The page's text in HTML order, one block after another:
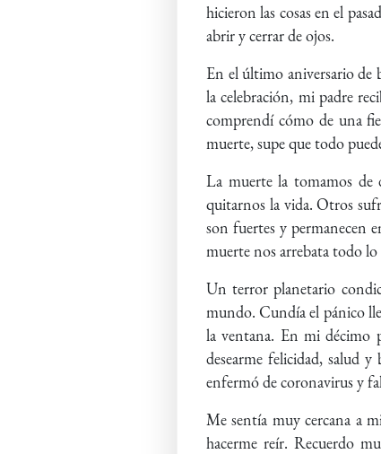
hicieron las cosas en el
abrir y cerrar de ojos.
En el último aniversario de
la celebración, mi padre
comprendí cómo de una
muerte, supe que todo
La muerte la tomamos de
quitarnos la vida. Otros
son fuertes y permanecen
muerte nos arrebata todo
Un terror planetario
mundo. Cundía el pánico
la ventana. En mi décimo
desearme felicidad, salud
enfermó de coronavirus y
Me sentía muy cercana a
hacerme reír. Recuerdo